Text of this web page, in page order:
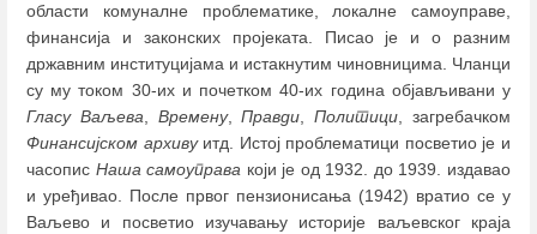
области комуналне проблематике, локалне самоуправе,
финансија и законских пројеката. Писао је и о разним
државним институцијама и истакнутим чиновницима. Чланци
су му током 30-их и почетком 40-их година објављивани у
Гласу Ваљева, Времену,Правди,Политици, загребачком
Финансијском архивуитд. Истој проблематици посветио је и
часопис Наша самоуправа који је од 1932. до 1939. издавао
и уређивао. После првог пензионисања (1942) вратио се у
Ваљево и посветио изучавању историје ваљевског краја